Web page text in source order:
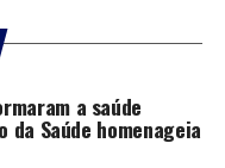
a saúde
Saúde homenageia